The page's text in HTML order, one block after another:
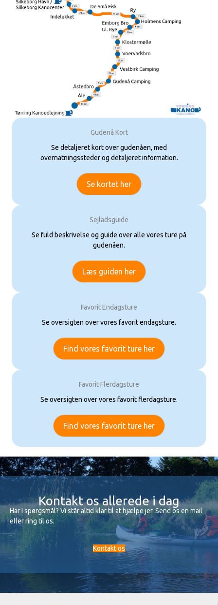
Gudenå Kort
Se detaljeret kort over gudenåen, med
overnatningssteder og detaljeret information.
Se kortet her
Sejladsguide
Se fuld beskrivelse og guide over alle vores ture på
gudenåen.
Læs guiden her
Favorit Endagsture
Se oversigten over vores favorit endagsture.
Find vores favorit ture her
Favorit Flerdagsture
Se oversigten over vores favorit flerdagsture.
Find vores favorit ture her
Kontakt os allerede i dag
Har I spørgsmål? Vi står altid klar til at hjælpe jer. Send os en mail
eller ring til os.
Kontakt os